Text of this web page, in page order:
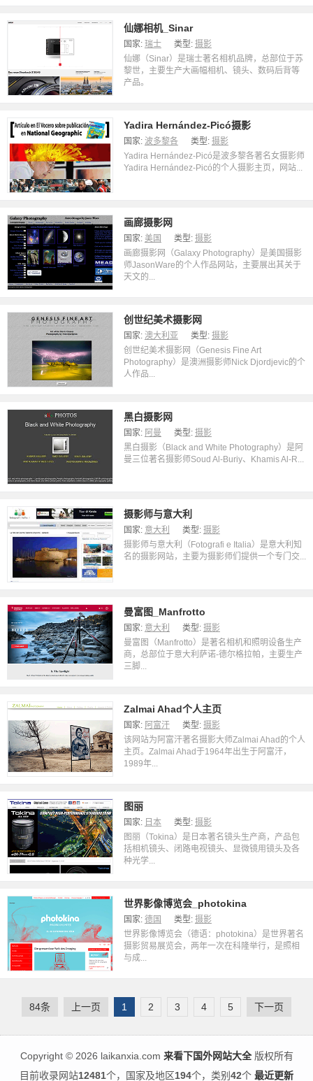
仙娜相机_Sinar
国家: 瑞士 类型: 摄影
仙娜（Sinar）是瑞士著名相机品牌，总部位于苏
黎世，主要生产大画幅相机、镜头、数码后背等
产品。
Yadira Hernández-Picó摄影
国家: 波多黎各 类型: 摄影
Yadira Hernández-Picó是波多黎各著名女摄影师
Yadira Hernández-Picó的个人摄影主页，网站...
画廊摄影网
国家: 美国 类型: 摄影
画廊摄影网（Galaxy Photography）是美国摄影
师JasonWare的个人作品网站，主要展出其关于
天文的...
创世纪美术摄影网
国家: 澳大利亚 类型: 摄影
创世纪美术摄影网（Genesis Fine Art
Photography）是澳洲摄影师Nick Djordjevic的个
人作品...
黑白摄影网
国家: 阿曼 类型: 摄影
黑白摄影（Black and White Photography）是阿
曼三位著名摄影师Soud Al-Buriy、Khamis Al-R...
摄影师与意大利
国家: 意大利 类型: 摄影
摄影师与意大利（Fotografi e Italia）是意大利知
名的摄影网站，主要为摄影师们提供一个专门交...
曼富图_Manfrotto
国家: 意大利 类型: 摄影
曼富图（Manfrotto）是著名相机和照明设备生产
商，总部位于意大利萨诺-德尔格拉帕，主要生产
三脚...
Zalmai Ahad个人主页
国家: 阿富汗 类型: 摄影
该网站为阿富汗著名摄影大师Zalmai Ahad的个人
主页。Zalmai Ahad于1964年出生于阿富汗，
1989年...
图丽
国家: 日本 类型: 摄影
图丽（Tokina）是日本著名镜头生产商，产品包
括相机镜头、闭路电视镜头、显微镜用镜头及各
种光学...
世界影像博览会_photokina
国家: 德国 类型: 摄影
世界影像博览会（德语：photokina）是世界著名
摄影贸易展览会，两年一次在科隆举行，是照相
与成...
84条 上一页 1 2 3 4 5 下一页
Copyright ©2026 laikanxia.com 来看下国外网站大全版权所有
目前收录网站12481个，国家及地区194个，类别 42个 最近更新